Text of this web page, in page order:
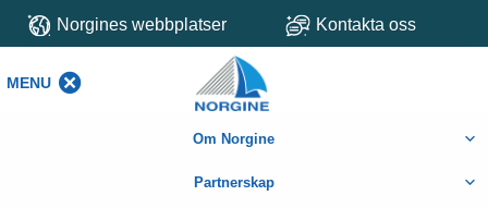
Norgines webbplatser Kontakta oss
MENU
Om Norgine
Partnerskap